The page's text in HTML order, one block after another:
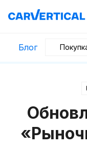
Блог